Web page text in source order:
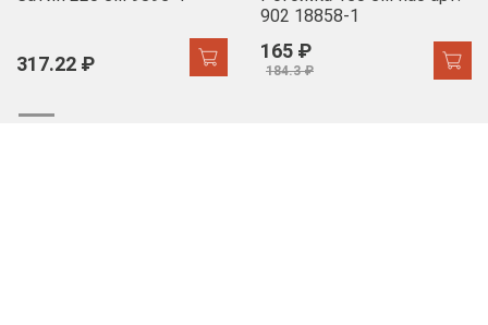
317.22 ₽
902 18858-1
165 ₽
184.3 ₽